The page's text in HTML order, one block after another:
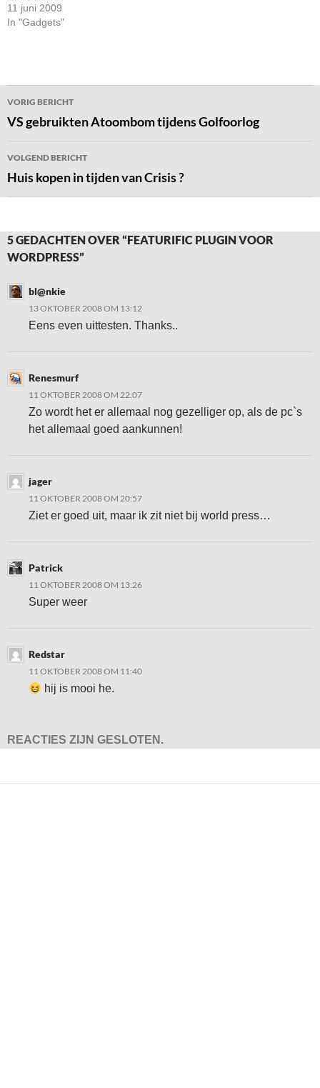
11 juni 2009
In "Gadgets"
Bericht
navigatie
VORIG BERICHT
VS gebruikten Atoombom tijdens Golfoorlog
VOLGEND BERICHT
Huis kopen in tijden van Crisis ?
5 GEDACHTEN OVER “FEATURIFIC PLUGIN VOOR
WORDPRESS”
bl@nkie
13 OKTOBER 2008 OM 13:12
Eens even uittesten. Thanks..
Renesmurf
11 OKTOBER 2008 OM 22:07
Zo wordt het er allemaal nog gezelliger op, als de pc`s
het allemaal goed aankunnen!
jager
11 OKTOBER 2008 OM 20:57
Ziet er goed uit, maar ik zit niet bij world press…
Patrick
11 OKTOBER 2008 OM 13:26
Super weer
Redstar
11 OKTOBER 2008 OM 11:40
hij is mooi he.
REACTIES ZIJN GESLOTEN.